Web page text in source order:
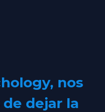
nos
dejar la